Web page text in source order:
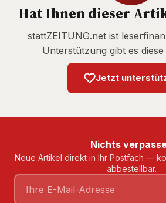
Hat Ihnen dieser
stattZEITUNG.net ist
Unterstützung gibt es
Jetzt
Nichts
Neue Artikel direkt in Ihr Postfach —
abbestellbar.